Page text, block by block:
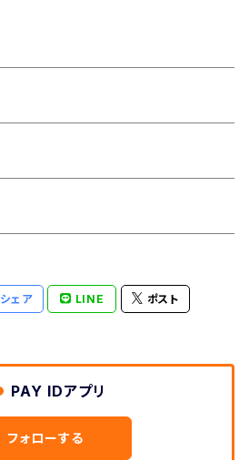
シェア LINE ポスト
PAY IDアプリ
フォローする